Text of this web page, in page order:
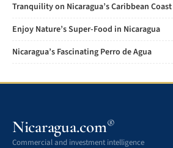
Tranquility on Nicaragua’s Caribbean Coast
Enjoy Nature’s Super-Food in Nicaragua
Nicaragua’s Fascinating Perro de Agua
Nicaragua.com®
Commercial and investment intelligence